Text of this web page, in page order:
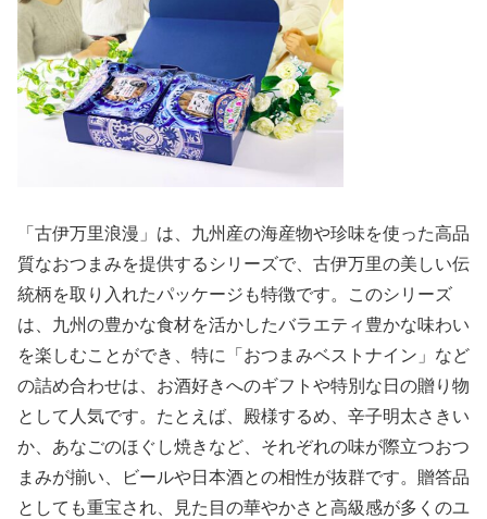
「古伊万里浪漫」は、九州産の海産物や珍味を使った高品
質なおつまみを提供するシリーズで、古伊万里の美しい伝
統柄を取り入れたパッケージも特徴です。このシリーズ
は、九州の豊かな食材を活かしたバラエティ豊かな味わい
を楽しむことができ、特に「おつまみベストナイン」など
の詰め合わせは、お酒好きへのギフトや特別な日の贈り物
として人気です。たとえば、殿様するめ、辛子明太さきい
か、あなごのほぐし焼きなど、それぞれの味が際立つおつ
まみが揃い、ビールや日本酒との相性が抜群です。贈答品
としても重宝され、見た目の華やかさと高級感が多くのユ